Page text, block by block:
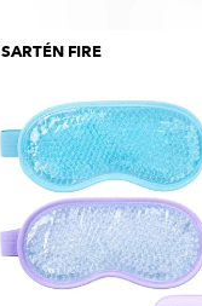
SARTÉN FIRE